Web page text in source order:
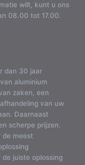
wilt, kunt u ons
08.00 tot 17.00.
dan 30 jaar
aluminium
zaken, een
van uw
Daarnaast
scherpe prijzen.
de meest
juiste oplossing